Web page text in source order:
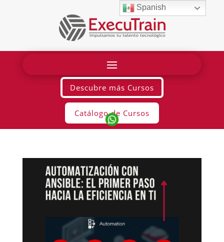
Descubre más Cursos
Catálogo de Cursos
Spanish